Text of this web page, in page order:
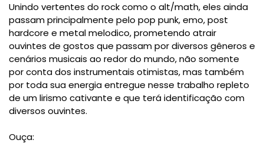
Unindo vertentes do rock como o alt/math, eles ainda
passam principalmente pelo pop punk, emo, post
hardcore e metal melodico, prometendo atrair
ouvintes de gostos que passam por diversos gêneros e
cenários musicais ao redor do mundo, não somente
por conta dos instrumentais otimistas, mas também
por toda sua energia entregue nesse trabalho repleto
de um lirismo cativante e que terá identificação com
diversos ouvintes.
Ouça: